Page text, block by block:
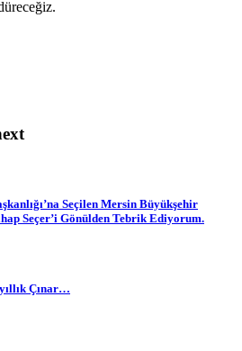
Seçilen Mersin Büyükşehir
Seçer’i Gönülden Tebrik Ediyorum.
Çınar…